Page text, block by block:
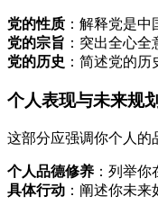
党的性质 ：解释党是
党的宗旨 ：突出全心
党的历史 ：简述党的
个人表现与未来规划
这部分应强调你个人的
个人品德修养 ：列举
具体行动 ：阐述你未